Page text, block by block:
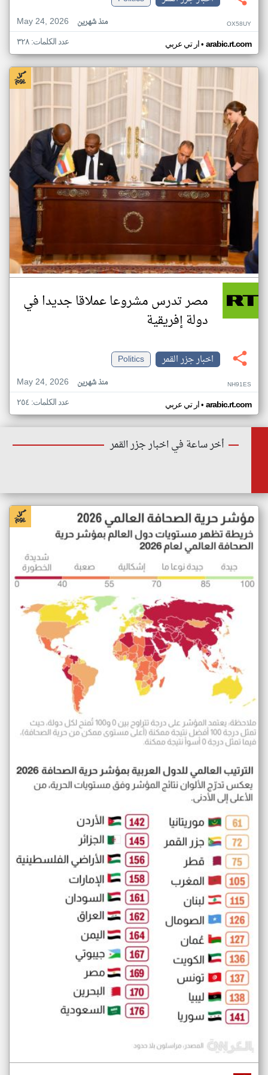
May 24, 2026
منذ شهرين OX58UY
ار تي عربي• arabic.rt.com عدد الكلمات: ٣٢٨
مصر تدرس مشروعا عملاقا جديدا في
دولة إفريقية
اخبار جزر القمر
Politics
May 24, 2026
منذ شهرين NH91ES
ار تي عربي• arabic.rt.com عدد الكلمات: ٢٥٤
أخر ساعة في اخبار جزر القمر